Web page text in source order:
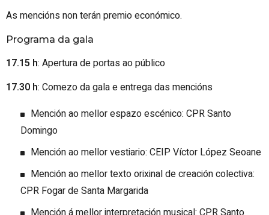
As mencións non terán premio económico.
Programa da gala
17.15 h: Apertura de portas ao público
17.30 h: Comezo da gala e entrega das mencións
Mención ao mellor espazo escénico: CPR Santo
Domingo
Mención ao mellor vestiario: CEIP Víctor López Seoane
Mención ao mellor texto orixinal de creación colectiva:
CPR Fogar de Santa Margarida